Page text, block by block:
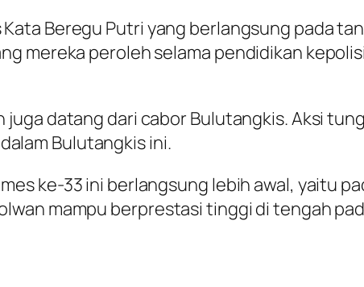
Beregu Putri yang berlangsung pada
mereka peroleh selama pendidikan
datang dari cabor Bulutangkis. Aksi
Bulutangkis ini.
ke-33 ini berlangsung lebih awal, yaitu
mampu berprestasi tinggi di tengah